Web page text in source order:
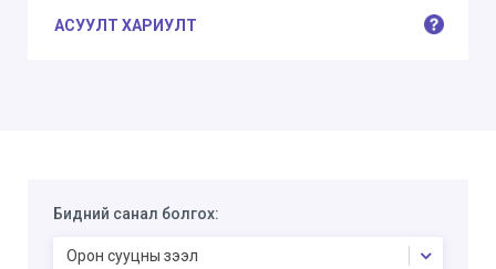
АСУУЛТ ХАРИУЛТ
Бидний санал болгох:
Орон сууцны зээл